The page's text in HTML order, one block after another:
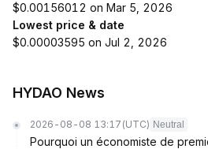
$0.00156012 on Mar 5, 2026
Lowest price & date
$0.00003595 on Jul 2, 2026
HYDAO News
2026-08-08 13:17 (UTC) Neutral
Pourquoi un économiste de